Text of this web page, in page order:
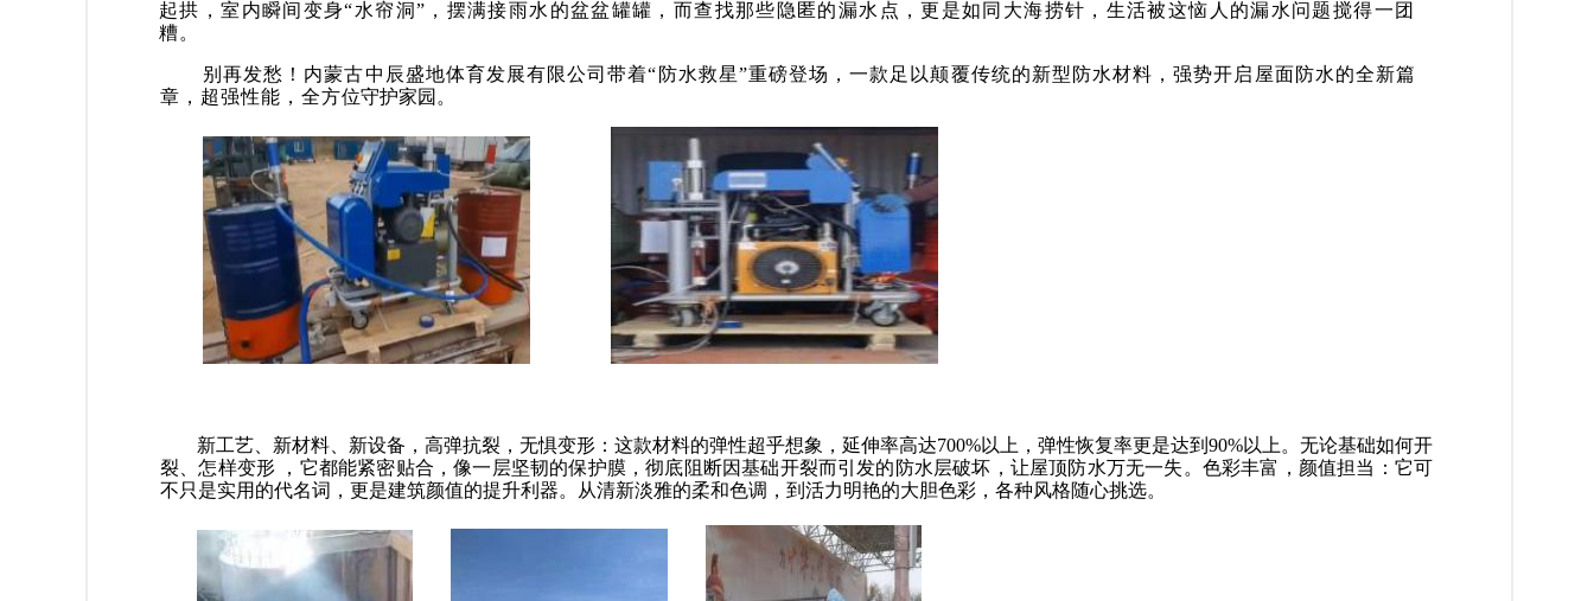
起拱，室内瞬间变身“水帘洞”，摆满接雨水的盆盆罐罐，而查找那些隐匿的漏水点，更是如同大海捞针，生活被这恼人的漏水问题搅得一团
糟。
别再发愁！ 内蒙古中辰盛地体育发展有限公司带着“ 防水救星”重磅登场，一款足以颠覆传统的新型防水材料，强势开启屋面防水的全新篇
章，超强性能，全方位守护家园。
新工艺、新材料、新设备，高弹抗裂，无惧变形：这款材料的弹性超乎想象，延伸率高达700%以上，弹性恢复率更是达到90%以上。无论基础如何开
裂、怎样变形 ，它都能紧密贴合，像一层坚韧的保护膜，彻底阻断因基础开裂而引发的防水层破坏， 让屋顶防水万无一失。色彩丰富，颜值担当：它可
不只是实用的代名词，更是建筑颜值的提升利器。从清新淡雅的柔和色调，到活力明艳的大胆色彩，各种风格随心挑选。